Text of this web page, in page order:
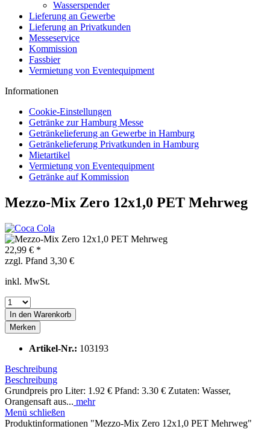
Wasserspender
Lieferung an Gewerbe
Lieferung an Privatkunden
Messeservice
Kommission
Fassbier
Vermietung von Eventequipment
Informationen
Cookie-Einstellungen
Getränke zur Hamburg Messe
Getränkelieferung an Gewerbe in Hamburg
Getränkelieferung Privatkunden in Hamburg
Mietartikel
Vermietung von Eventequipment
Getränke auf Kommission
Mezzo-Mix Zero 12x1,0 PET Mehrweg
22,99 € *
zzgl. Pfand 3,30 €
inkl. MwSt.
In den Warenkorb
Merken
Artikel-Nr.: 103193
Beschreibung
Beschreibung
Grundpreis pro Liter: 1.92 € Pfand: 3.30 € Zutaten: Wasser,
Orangensaft aus... mehr
Menü schließen
Produktinformationen "Mezzo-Mix Zero 12x1,0 PET Mehrweg"